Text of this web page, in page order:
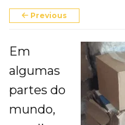
Our Work
Church Planting
Evangelism
Pastoral Training
Previous
Em
algumas
partes do
mundo,